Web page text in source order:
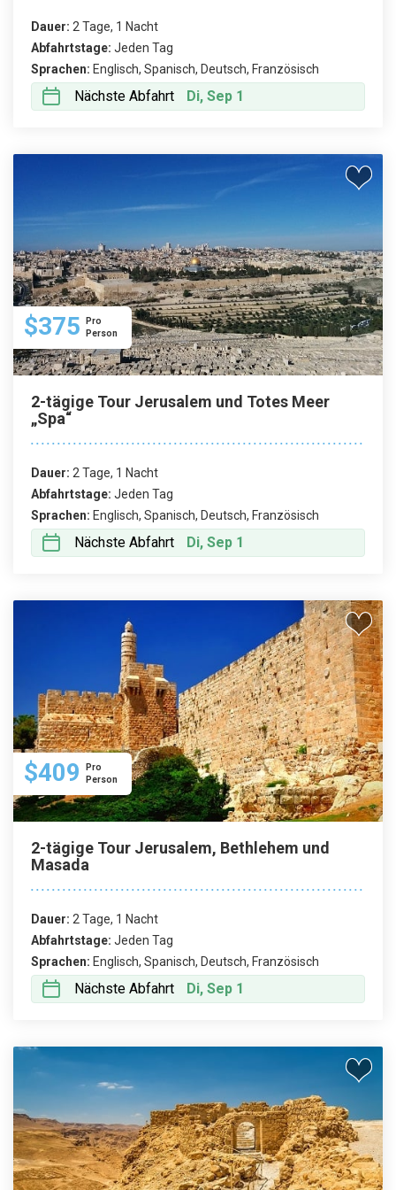
Dauer: 2 Tage, 1 Nacht
Abfahrtstage: Jeden Tag
Sprachen: Englisch, Spanisch, Deutsch, Französisch
Nächste Abfahrt Di, Sep 1
$375
Pro
Person
2-tägige Tour Jerusalem und Totes Meer
„Spa“
Dauer: 2 Tage, 1 Nacht
Abfahrtstage: Jeden Tag
Sprachen: Englisch, Spanisch, Deutsch, Französisch
Nächste Abfahrt Di, Sep 1
$409
Pro
Person
2-tägige Tour Jerusalem, Bethlehem und
Masada
Dauer: 2 Tage, 1 Nacht
Abfahrtstage: Jeden Tag
Sprachen: Englisch, Spanisch, Deutsch, Französisch
Nächste Abfahrt Di, Sep 1